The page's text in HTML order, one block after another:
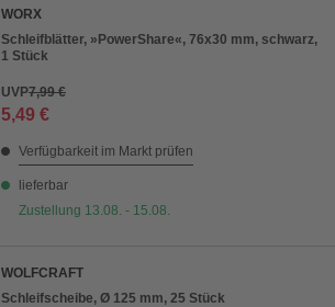
WORX
Schleifblätter, »PowerShare«, 76x30 mm, schwarz,
1 Stück
UVP7,99 €
5,49 €
Verfügbarkeit im Markt prüfen
lieferbar
Zustellung 13.08. - 15.08.
WOLFCRAFT
Schleifscheibe, Ø 125 mm, 25 Stück